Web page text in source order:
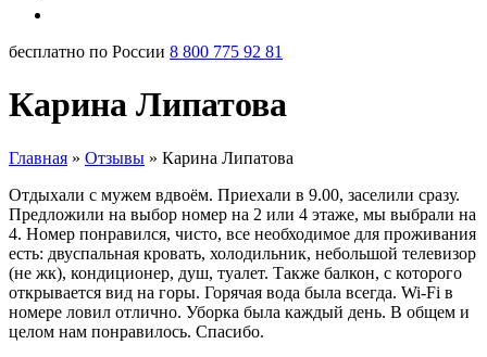
бесплатно по России 8 800 775 92 81
Карина Липатова
Главная » Отзывы » Карина Липатова
Отдыхали с мужем вдвоём. Приехали в 9.00, заселили сразу.
Предложили на выбор номер на 2 или 4 этаже, мы выбрали на
4. Номер понравился, чисто, все необходимое для проживания
есть: двуспальная кровать, холодильник, небольшой телевизор
(не жк), кондиционер, душ, туалет. Также балкон, с которого
открывается вид на горы. Горячая вода была всегда. Wi-Fi в
номере ловил отлично. Уборка была каждый день. В общем и
целом нам понравилось. Спасибо.